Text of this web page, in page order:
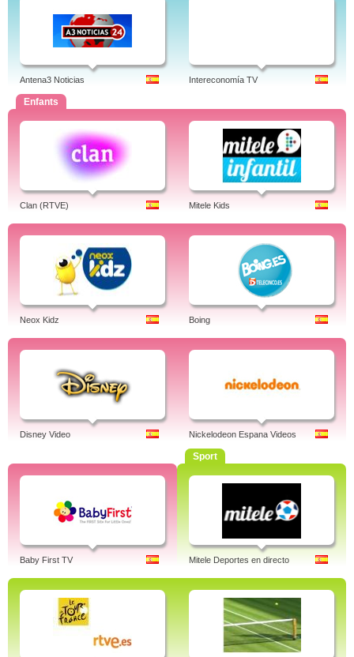
Antena3 Noticias Intereconomía TV
Enfants
Clan (RTVE) Mitele Kids
Neox Kidz Boing
Disney Video Nickelodeon Espana Videos
Baby First TV
Sport
Mitele Deportes en directo